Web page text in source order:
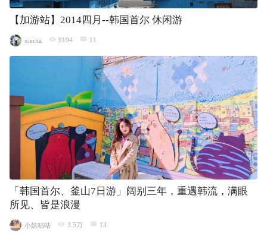
【加游站】2014四月--韩国首尔 休闲游
xierita 9194 11
「韩国首尔、釜山7日游」阔别三年，重遇韩流，满眼
所见、皆是浪漫
小妖咕咕 3.5万 13